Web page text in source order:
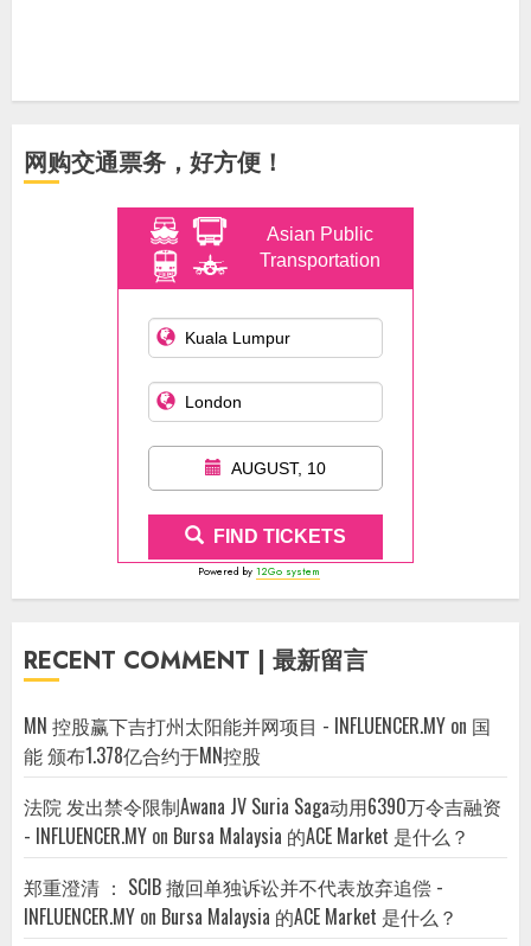
网购交通票务，好方便！
Asian Public
Transportation
AUGUST, 10
FIND TICKETS
Powered by 12Go system
RECENT COMMENT | 最新留言
MN 控股赢下吉打州太阳能并网项目 - INFLUENCER.MY on 国
能 颁布1.378亿合约于MN控股
法院 发出禁令限制Awana JV Suria Saga动用6390万令吉融资
- INFLUENCER.MY on Bursa Malaysia 的ACE Market 是什么？
郑重澄清 ： SCIB 撤回单独诉讼并不代表放弃追偿 -
INFLUENCER.MY on Bursa Malaysia 的ACE Market 是什么？